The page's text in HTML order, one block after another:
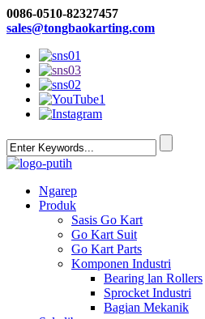
0086-0510-82327457
sales@tongbaokarting.com
Ngarep
Produk
Sasis Go Kart
Go Kart Suit
Go Kart Parts
Komponen Industri
Bearing lan Rollers
Sprocket Industri
Bagian Mekanik